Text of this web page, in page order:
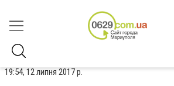
19:54, 12 липня 2017 р.